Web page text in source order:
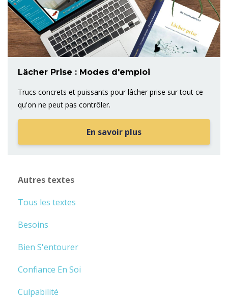
Lâcher Prise : Modes d'emploi
Trucs concrets et puissants pour lâcher prise sur tout ce
qu'on ne peut pas contrôler.
En savoir plus
Autres textes
Tous les textes
Besoins
Bien S'entourer
Confiance En Soi
Culpabilité